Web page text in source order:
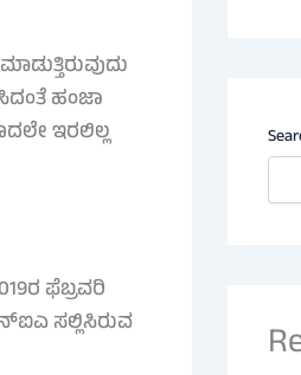
ಹಂಜಾ
ಇರಲಿಲ್ಲ
ಫೆಬ್ರವರಿ
ಸಲ್ಲಿಸಿರುವ